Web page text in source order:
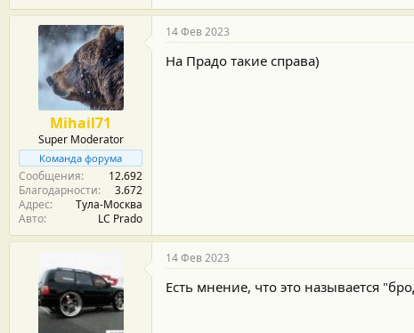
Mihail71
Super Moderator
Команда форума
Сообщения
12.692
Благодарности
3.672
Адрес
Тула-Москва
Авто
LC Prado
14 Фев 2023
На Прадо такие справа)
14 Фев 2023
Есть мнение, что это называется